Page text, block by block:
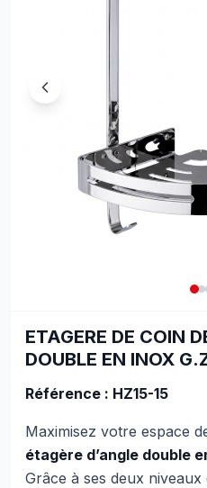
ETAGERE DE COIN
DOUBLE EN INOX
Référence : HZ15-15
Maximisez votre espace
étagère d’angle double
Grâce à ses deux